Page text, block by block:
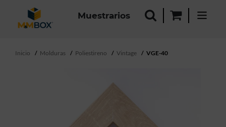
Muestrarios
Inicio Molduras Poliestireno Vintage VGE-40